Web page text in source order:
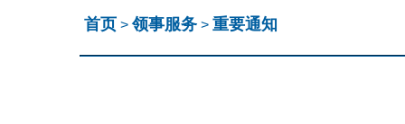
首页 >领事服务 > 重要通知